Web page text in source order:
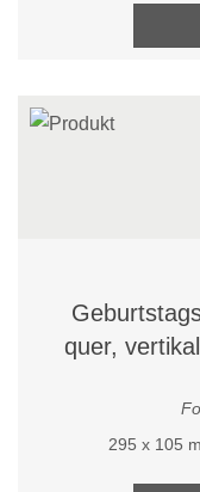
quer,
295 x 105